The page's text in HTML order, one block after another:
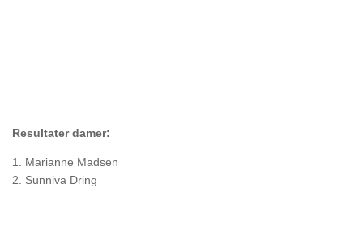
Resultater damer:
1. Marianne Madsen
2. Sunniva Dring